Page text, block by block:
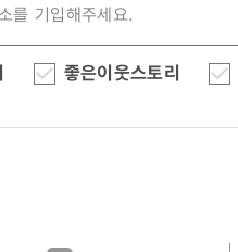
좋은이웃스토리